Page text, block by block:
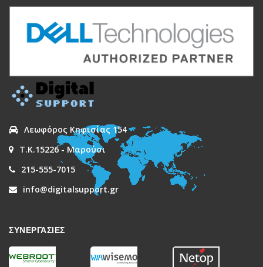
Λεωφόρος Κηφισίας 154
Τ.Κ.15226 - Μαρούσι
215-555-7015
info@digitalsupport.gr
ΣΥΝΕΡΓΑΣΙΕΣ